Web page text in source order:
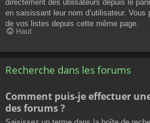
directement des utilisateurs depuis le
en saisissant leur nom d’utilisateur.
de vos listes depuis cette même page.
Haut
Recherche dans les forums
Comment puis-je effectuer
des forums ?